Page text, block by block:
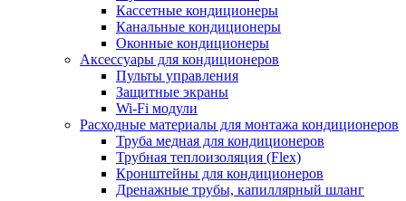
Кассетные кондиционеры
Канальные кондиционеры
Оконные кондиционеры
Аксессуары для кондиционеров
Пульты управления
Защитные экраны
Wi-Fi модули
Расходные материалы для монтажа кондиционеров
Труба медная для кондиционеров
Трубная теплоизоляция (Flex)
Кронштейны для кондиционеров
Дренажные трубы, капиллярный шланг